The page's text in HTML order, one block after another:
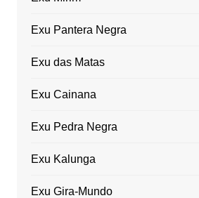
Exu Pantera Negra
Exu das Matas
Exu Cainana
Exu Pedra Negra
Exu Kalunga
Exu Gira-Mundo